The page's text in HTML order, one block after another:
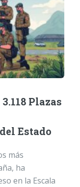
Plazas
Estado
más
ha
en la Escala